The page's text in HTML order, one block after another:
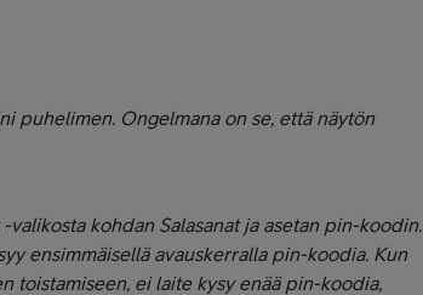
puhelimen. Ongelmana on se, että näytön
valikosta kohdan Salasanat ja asetan pin-koodin.
ensimmäisellä avauskerralla pin-koodia. Kun
toistamiseen, ei laite kysy enää pin-koodia,